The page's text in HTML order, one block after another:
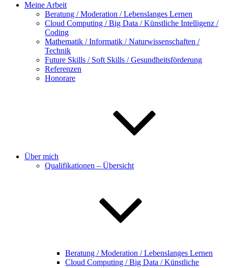
Meine Arbeit
Beratung / Moderation / Lebenslanges Lernen
Cloud Computing / Big Data / Künstliche Intelligenz /
Coding
Mathematik / Informatik / Naturwissenschaften /
Technik
Future Skills / Soft Skills / Gesundheitsförderung
Referenzen
Honorare
Über mich
Qualifikationen – Übersicht
Beratung / Moderation / Lebenslanges Lernen
Cloud Computing / Big Data / Künstliche